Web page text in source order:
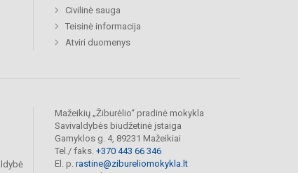
Civilinė sauga
Teisinė informacija
Atviri duomenys
Mažeikių „Žiburėlio“ pradinė mokykla
Savivaldybės biudžetinė įstaiga
Gamyklos g. 4, 89231 Mažeikiai
Tel./ faks. +370 443 66 346
El. p. rastine@zibureliomokykla.lt